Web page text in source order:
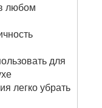
любом
для
легко убрать